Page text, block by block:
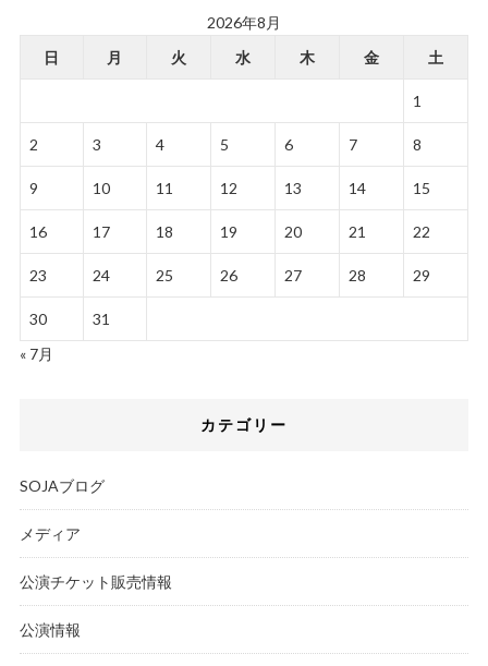
2026年8月
日
月 火 水 木 金 土
1
2 3 4 5 6 7 8
9 10 11 12 13 14 15
16 17 18 19 20 21 22
23 24 25 26 27 28 29
30
31
« 7月
カテゴリー
SOJAブログ
メディア
公演チケット販売情報
公演情報